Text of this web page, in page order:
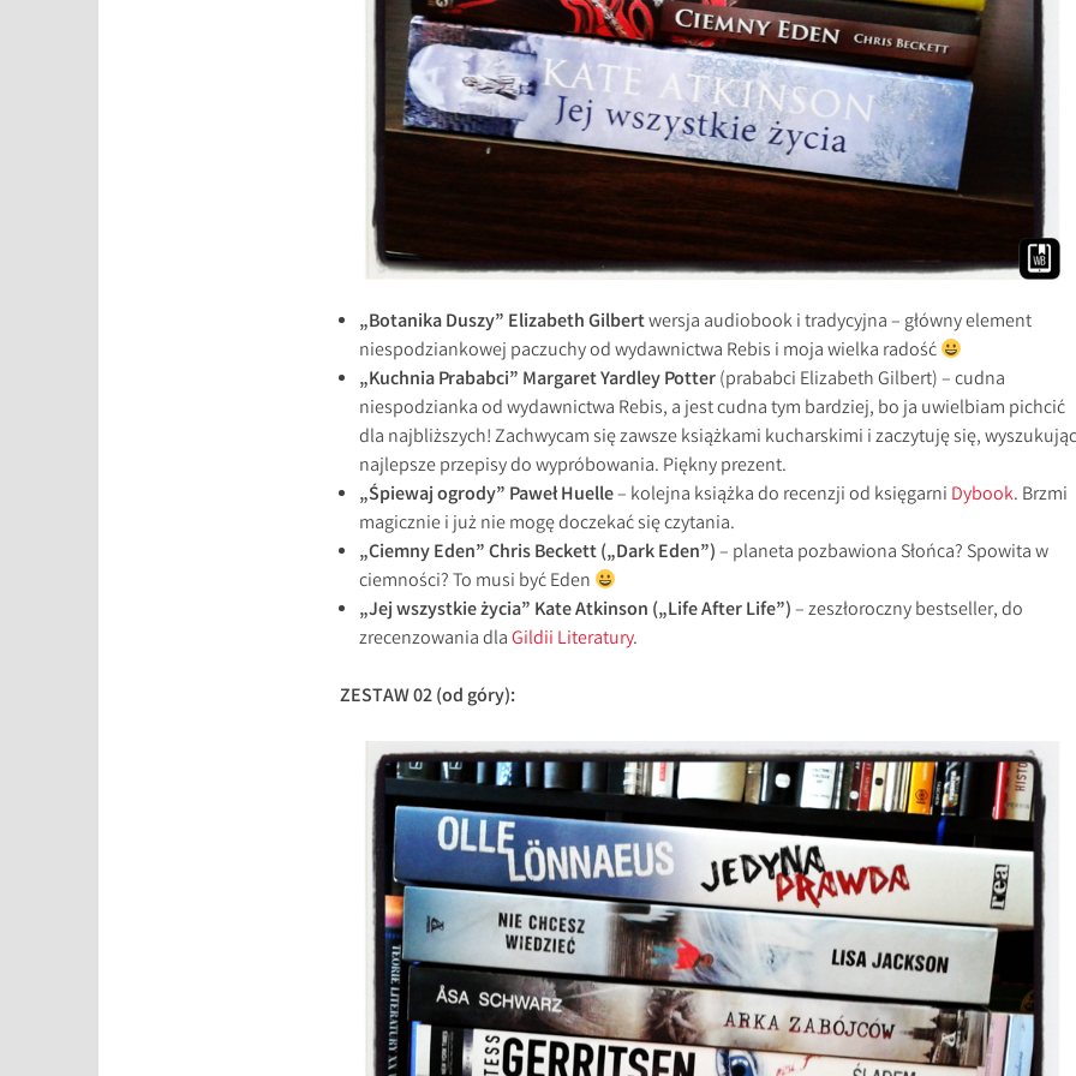
„Botanika Duszy” Elizabeth Gilbertwersja audiobook i tradycyjna – główny element
niespodziankowej paczuchy od wydawnictwa Rebis i moja wielka radość
„Kuchnia Prababci” Margaret Yardley Potter(prababci Elizabeth Gilbert) – cudna
niespodzianka od wydawnictwa Rebis, a jest cudna tym bardziej, bo ja uwielbiam pichcić
dla najbliższych! Zachwycam się zawsze książkami kucharskimi i zaczytuję się, wyszukując
najlepsze przepisy do wypróbowania. Piękny prezent.
„Śpiewaj ogrody” Paweł Huelle– kolejna książka do recenzji od księgarni Dybook. Brzmi
magicznie i już nie mogę doczekać się czytania.
„Ciemny Eden” Chris Beckett („Dark Eden”)– planeta pozbawiona Słońca? Spowita w
ciemności? To musi być Eden
„Jej wszystkie życia” Kate Atkinson („Life After Life”)– zeszłoroczny bestseller, do
zrecenzowania dlaGildii Literatury.
ZESTAW 02 (od góry):